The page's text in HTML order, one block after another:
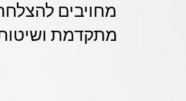
מחויבים
מתקדמת